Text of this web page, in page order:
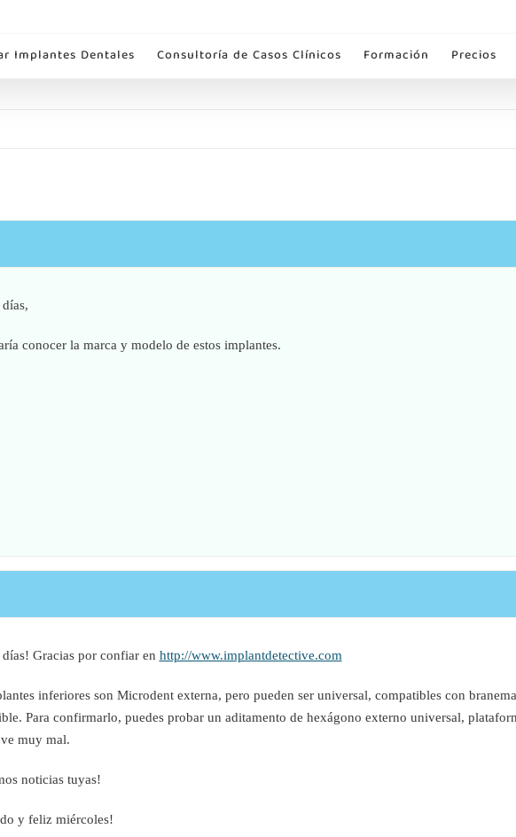
Implantes Dentales Consultoría de Casos Clínicos Formación Precios
conocer la marca y modelo de estos implantes.
Gracias por confiar en http://www.implantdetective.com
inferiores son Microdent externa, pero pueden ser universal, compatibles con
Para confirmarlo, puedes probar un aditamento de hexágono externo universal,
muy mal.
noticias tuyas!
y feliz miércoles!